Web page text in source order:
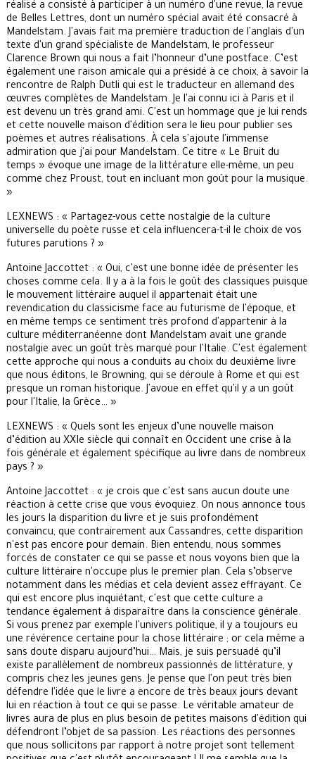
réalisé a consisté à participer à un numéro d'une revue, la revue
de Belles Lettres, dont un numéro spécial avait été consacré à
Mandelstam. J'avais fait ma première traduction de l'anglais d'un
texte d'un grand spécialiste de Mandelstam, le professeur
Clarence Brown qui nous a fait l’honneur d’une postface. C’est
également une raison amicale qui a présidé à ce choix, à savoir la
rencontre de Ralph Dutli qui est le traducteur en allemand des
œuvres complètes de Mandelstam. Je l'ai connu ici à Paris et il
est devenu un très grand ami. C'est un hommage que je lui rends
et cette nouvelle maison d'édition sera le lieu pour publier ses
poèmes et autres réalisations. À cela s'ajoute l'immense
admiration que j'ai pour Mandelstam. Ce titre « Le Bruit du
temps » évoque une image de la littérature elle-même, un peu
comme chez Proust, tout en incluant mon goût pour la musique.
»
LEXNEWS : « Partagez-vous cette nostalgie de la culture
universelle du poète russe et cela influencera-t-il le choix de vos
futures parutions ? »
Antoine Jaccottet : « Oui, c'est une bonne idée de présenter les
choses comme cela. Il y a à la fois le goût des classiques puisque
le mouvement littéraire auquel il appartenait était une
revendication du classicisme face au futurisme de l'époque, et
en même temps ce sentiment très profond d'appartenir à la
culture méditerranéenne dont Mandelstam avait une grande
nostalgie avec un goût très marqué pour l'Italie. C'est également
cette approche qui nous a conduits au choix du deuxième livre
que nous éditons, le Browning, qui se déroule à Rome et qui est
presque un roman historique. J'avoue en effet qu'il y a un goût
pour l'Italie, la Grèce… »
LEXNEWS : « Quels sont les enjeux d’une nouvelle maison
d’édition au XXIe siècle qui connaît en Occident une crise à la
fois générale et également spécifique au livre dans de nombreux
pays ? »
Antoine Jaccottet : « je crois que c'est sans aucun doute une
réaction à cette crise que vous évoquiez. On nous annonce tous
les jours la disparition du livre et je suis profondément
convaincu, que contrairement aux Cassandres, cette disparition
n'est pas encore pour demain. Bien entendu, nous sommes
forcés de constater ce qui se passe et nous voyons bien que la
culture littéraire n'occupe plus le premier plan. Cela s’observe
notamment dans les médias et cela devient assez effrayant. Ce
qui est encore plus inquiétant, c'est que cette culture a
tendance également à disparaître dans la conscience générale.
Si vous prenez par exemple l'univers politique, il y a toujours eu
une révérence certaine pour la chose littéraire ; or cela même a
sans doute disparu aujourd’hui… Mais, je suis persuadé qu’il
existe parallèlement de nombreux passionnés de littérature, y
compris chez les jeunes gens. Je pense que l'on peut très bien
défendre l'idée que le livre a encore de très beaux jours devant
lui en réaction à tout ce qui se passe. Le véritable amateur de
livres aura de plus en plus besoin de petites maisons d'édition qui
défendront l’objet de sa passion. Les réactions des personnes
que nous sollicitons par rapport à notre projet sont tellement